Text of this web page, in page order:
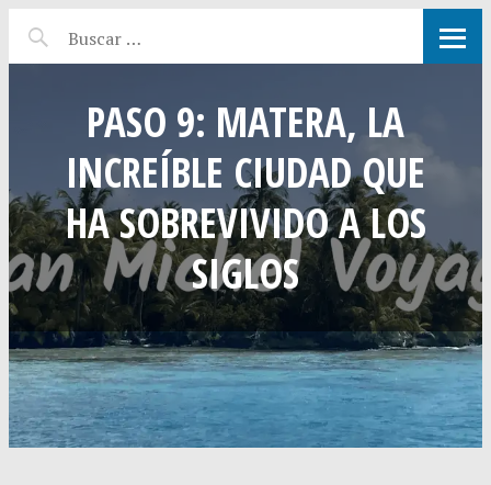
PASO 9: MATERA, LA
INCREÍBLE CIUDAD QUE
HA SOBREVIVIDO A LOS
SIGLOS